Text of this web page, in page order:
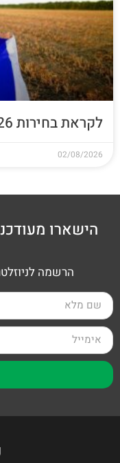
לקראת בחירות 2026
02/08/2026
הישארו
הרשמה